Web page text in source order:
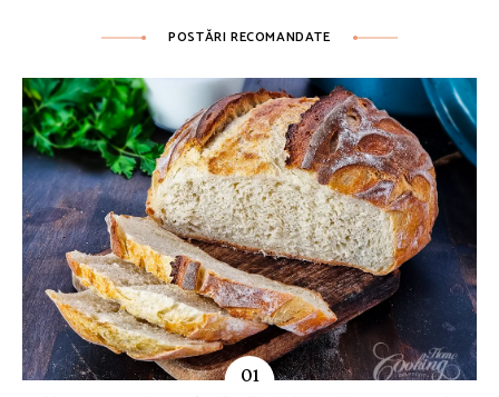
POSTĂRI RECOMANDATE